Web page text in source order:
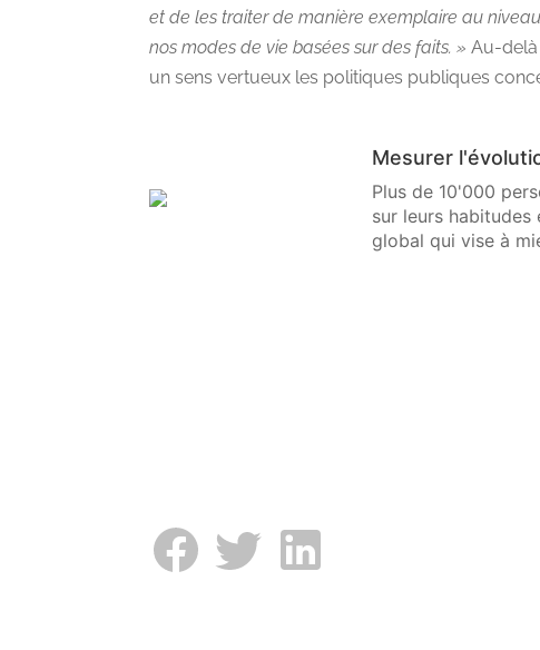
et de les traiter de manière exemplaire au
nos modes de vie basées sur des faits. » Au-delà
un sens vertueux les politiques publiques
Mesurer
Plus de 10'000
sur leurs
global qui vise à